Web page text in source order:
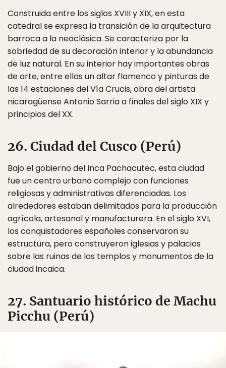
Construida entre los siglos XVIII y XIX, en esta
catedral se expresa la transición de la arquitectura
barroca a la neoclásica. Se caracteriza por la
sobriedad de su decoración interior y la abundancia
de luz natural. En su interior hay importantes obras
de arte, entre ellas un altar flamenco y pinturas de
las 14 estaciones del Vía Crucis, obra del artista
nicaragüense Antonio Sarria a finales del siglo XIX y
principios del XX.
26. Ciudad del Cusco (Perú)
Bajo el gobierno del Inca Pachacutec, esta ciudad
fue un centro urbano complejo con funciones
religiosas y administrativas diferenciadas. Los
alrededores estaban delimitados para la producción
agrícola, artesanal y manufacturera. En el siglo XVI,
los conquistadores españoles conservaron su
estructura, pero construyeron iglesias y palacios
sobre las ruinas de los templos y monumentos de la
ciudad incaica.
27. Santuario histórico de Machu
Picchu (Perú)